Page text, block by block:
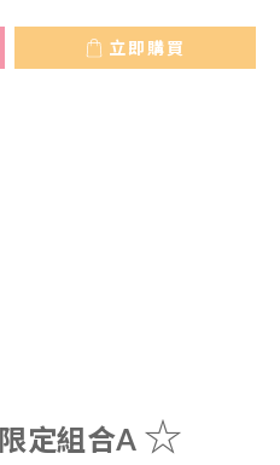
立即購買
定組合A ☆